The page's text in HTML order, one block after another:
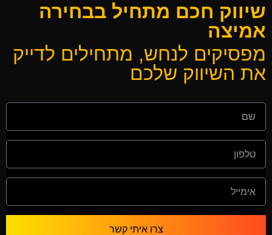
שיווק חכם מתחיל בבחירה
אמיצה
מפסיקים לנחש, מתחילים לדייק
את השיווק שלכם
צרו איתי קשר